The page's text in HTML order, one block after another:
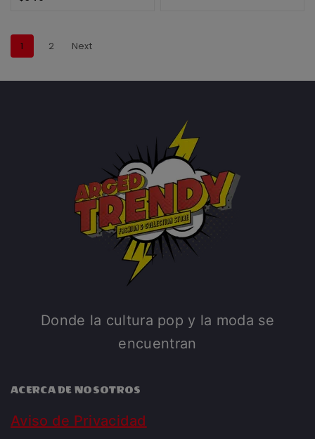
1 2 Next
Donde la cultura pop y la moda se
encuentran
ACERCA DE NOSOTROS
Aviso de Privacidad